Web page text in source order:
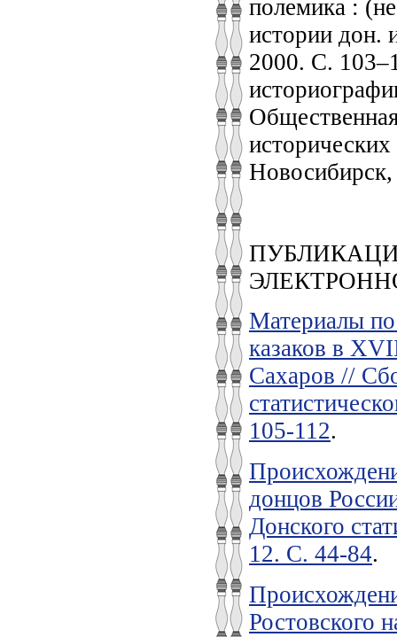
полемика :
истории дон.
2000. С.
Материалы по
казаков в
Сахаров //
105-112.
донцов
Донского
12. С. 44-84.
Ростовского